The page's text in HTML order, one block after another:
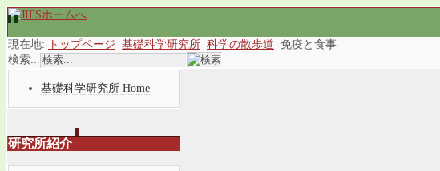
現在地: トップページ 基礎科学研究所 科学の散歩道 免疫と食事
検索...
基礎科学研究所 Home
研究所紹介